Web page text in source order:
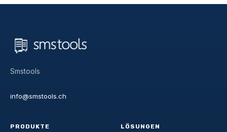
Smstools
info@smstools.ch
PRODUKTE LÖSUNGEN